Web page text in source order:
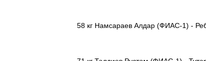
58 кг Намсараев Алдар (ФИАС-1) -